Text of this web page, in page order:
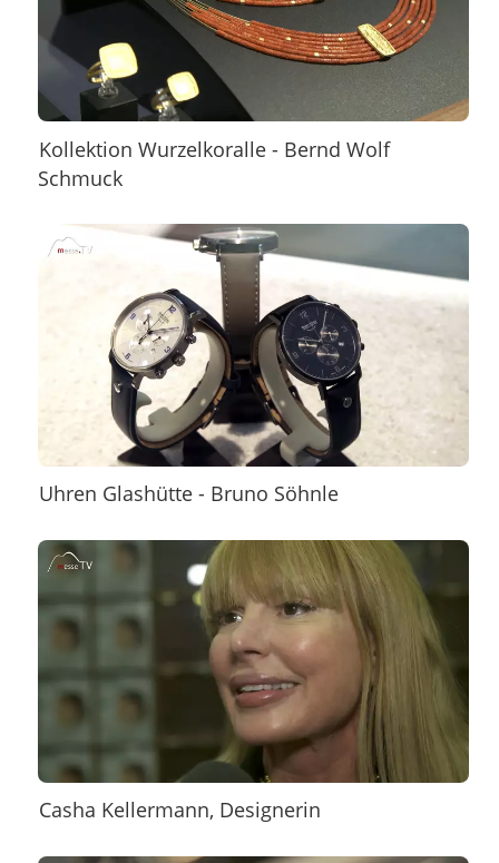
Kollektion Wurzelkoralle - Bernd Wolf
Schmuck
Uhren Glashütte - Bruno Söhnle
Casha Kellermann, Designerin